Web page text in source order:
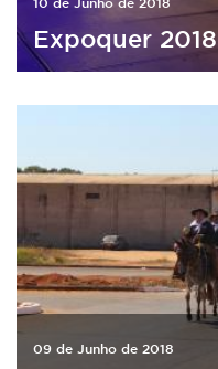
Expoquer
09 de Junho de 2018